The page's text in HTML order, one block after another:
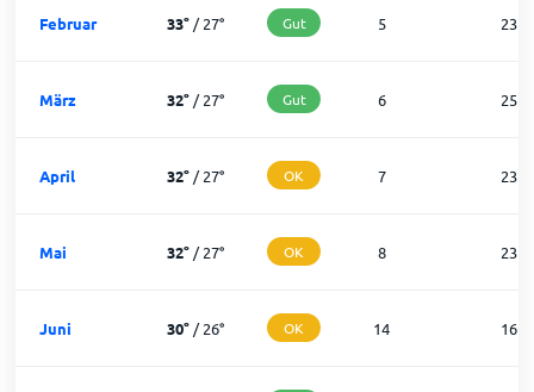
Februar 33°/27° Gut 5 23
März 32°/27° Gut 6 25
April 32°/27° OK 7 23
Mai 32°/27° OK 8 23
Juni 30°/26° OK 14 16